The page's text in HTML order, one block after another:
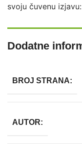
svoju čuvenu
Dodatne
BROJ STRANA:
AUTOR: